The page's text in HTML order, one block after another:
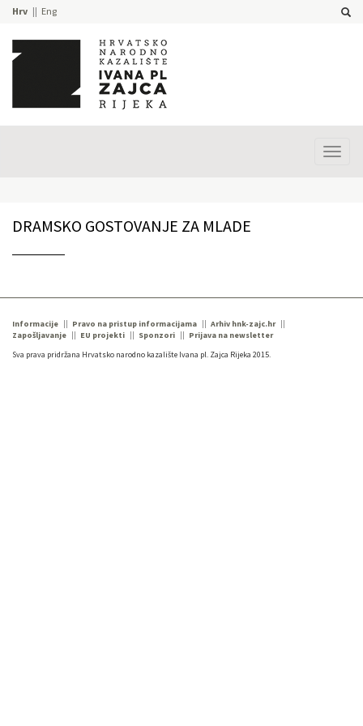
Hrv Eng
DRAMSKO GOSTOVANJE ZA MLADE
Informacije Pravo na pristup informacijama
Arhiv hnk-zajc.hr
Zapošljavanje
EU projekti Sponzori
Prijava na newsletter
Sva prava pridržana Hrvatsko narodno kazalište Ivana pl. Zajca Rijeka 2015.